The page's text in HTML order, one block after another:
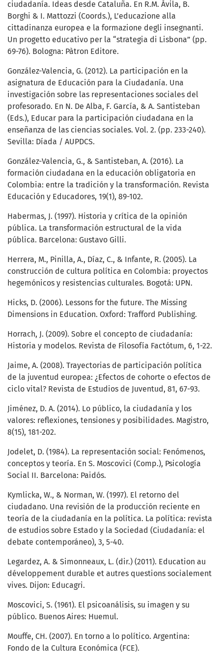
ciudadanía. Ideas desde Cataluña. En R.M. Ávila, B.
Borghi & I. Mattozzi (Coords.), L’educazione alla
cittadinanza europea e la formazione degli insegnanti.
Un progetto educativo per la “strategia di Lisbona” (pp.
69-76). Bologna: Pàtron Editore.
González-Valencia, G. (2012). La participación en la
asignatura de Educación para la Ciudadanía. Una
investigación sobre las representaciones sociales del
profesorado. En N. De Alba, F. García, & A. Santisteban
(Eds.), Educar para la participación ciudadana en la
enseñanza de las ciencias sociales. Vol. 2. (pp. 233-240).
Sevilla: Díada / AUPDCS.
González-Valencia, G., & Santisteban, A. (2016). La
formación ciudadana en la educación obligatoria en
Colombia: entre la tradición y la transformación. Revista
Educación y Educadores, 19(1), 89-102.
Habermas, J. (1997). Historia y crítica de la opinión
pública. La transformación estructural de la vida
pública. Barcelona: Gustavo Gilli.
Herrera, M., Pinilla, A., Díaz, C., & Infante, R. (2005). La
construcción de cultura política en Colombia: proyectos
hegemónicos y resistencias culturales. Bogotá: UPN.
Hicks, D. (2006). Lessons for the future. The Missing
Dimensions in Education. Oxford: Trafford Publishing.
Horrach, J. (2009). Sobre el concepto de ciudadanía:
Historia y modelos. Revista de Filosofía Factótum, 6, 1-22.
Jaime, A. (2008). Trayectorias de participación política
de la juventud europea: ¿Efectos de cohorte o efectos de
ciclo vital? Revista de Estudios de Juventud, 81, 67-93.
Jiménez, D. A. (2014). Lo público, la ciudadanía y los
valores: reflexiones, tensiones y posibilidades. Magistro,
8(15), 181-202.
Jodelet, D. (1984). La representación social: Fenómenos,
conceptos y teoría. En S. Moscovici (Comp.), Psicología
Social II. Barcelona: Paidós.
Kymlicka, W., & Norman, W. (1997). El retorno del
ciudadano. Una revisión de la producción reciente en
teoría de la ciudadanía en la política. La política: revista
de estudios sobre Estado y la Sociedad (Ciudadanía: el
debate contemporáneo), 3, 5-40.
Legardez, A. & Simonneaux, L. (dir.) (2011). Education au
développement durable et autres questions socialement
vives. Dijon: Educagri.
Moscovici, S. (1961). El psicoanálisis, su imagen y su
público. Buenos Aires: Huemul.
Mouffe, CH. (2007). En torno a lo político. Argentina:
Fondo de la Cultura Económica (FCE).